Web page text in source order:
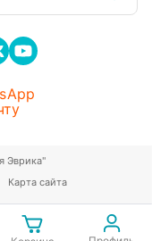
Карта сайта
Эврика"